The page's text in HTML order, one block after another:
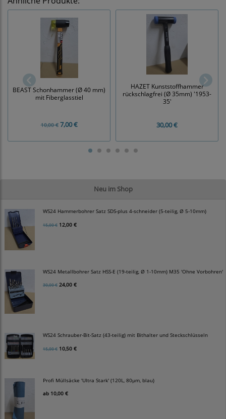
Neu im Shop
WS24 Hammerbohrer Satz SDS-plus 4-schneider (5-teilig, Ø 5-10mm)
15,00 € 12,00 €
WS24 Metallbohrer Satz HSS-E (19-teilig, Ø 1-10mm) M35 'Ohne Vorbohren'
30,00 € 24,00 €
WS24 Schrauber-Bit-Satz (43-teilig) mit Bithalter und Steckschlüsseln
15,00 € 10,50 €
Profi Müllsäcke 'Ultra Stark' (120L, 80µm, blau)
ab 10,00 €
BEAST Schonhammer (Ø 40 mm)
mit Fiberglasstiel
10,00 €7,00 €
HAZET Kunststoffhammer
rückschlagfrei (Ø 35mm) '1953-
35'
30,00 €